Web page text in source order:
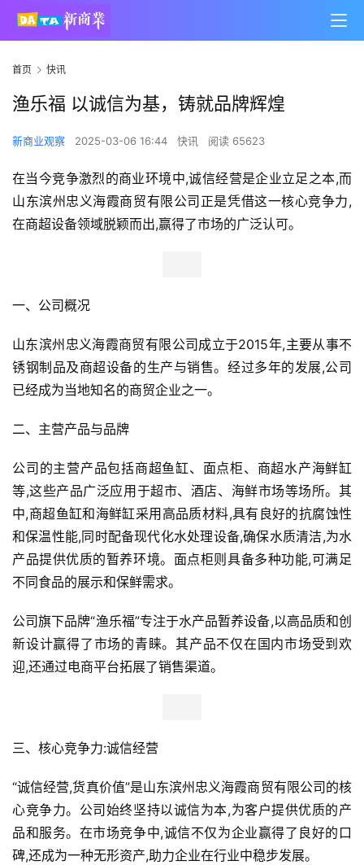
首页 快讯
渔乐福 以诚信为基，铸就品牌辉煌
新商业观察 2025-03-06 16:44 快讯 阅读 65623
在当今竞争激烈的商业环境中,诚信经营是企业立足之本,而
山东滨州忠义海霞商贸有限公司正是凭借这一核心竞争力,
在商超设备领域脱颖而出,赢得了市场的广泛认可。
一、公司概况
山东滨州忠义海霞商贸有限公司成立于2015年,主要从事不
锈钢制品及商超设备的生产与销售。经过多年的发展,公司
已经成为当地知名的商贸企业之一。
二、主营产品与品牌
公司的主营产品包括商超鱼缸、面点柜、商超水产海鲜缸
等,这些产品广泛应用于超市、酒店、海鲜市场等场所。其
中,商超鱼缸和海鲜缸采用高品质材料,具有良好的抗腐蚀性
和保温性能,同时配备现代化水处理设备,确保水质清洁,为水
产品提供优质的暂养环境。面点柜则具备多种功能,可满足
不同食品的展示和保鲜需求。
公司旗下品牌“渔乐福”专注于水产品暂养设备,以高品质和创
新设计赢得了市场的青睐。其产品不仅在国内市场受到欢
迎,还通过电商平台拓展了销售渠道。
三、核心竞争力:诚信经营
“诚信经营,货真价值”是山东滨州忠义海霞商贸有限公司的核
心竞争力。公司始终坚持以诚信为本,为客户提供优质的产
品和服务。在市场竞争中,诚信不仅为企业赢得了良好的口
碑,还成为一种无形资产,助力企业在行业中稳步发展。